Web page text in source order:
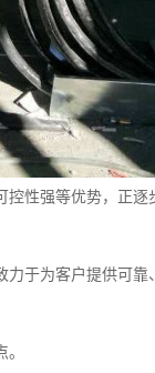
性强等优势，正
力于为客户提供可